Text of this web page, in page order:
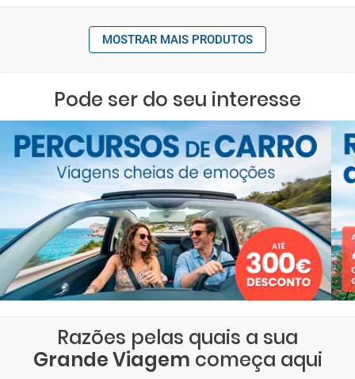
MOSTRAR MAIS PRODUTOS
Pode ser do seu interesse
Razões pelas quais a sua
Grande Viagem começa aqui